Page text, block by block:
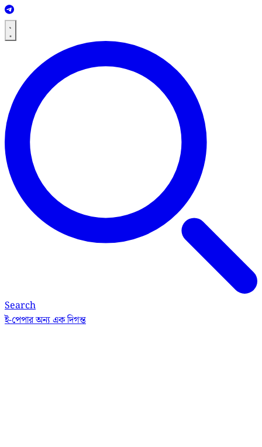
Search
ই-পেপারঅন্য এক দিগন্ত